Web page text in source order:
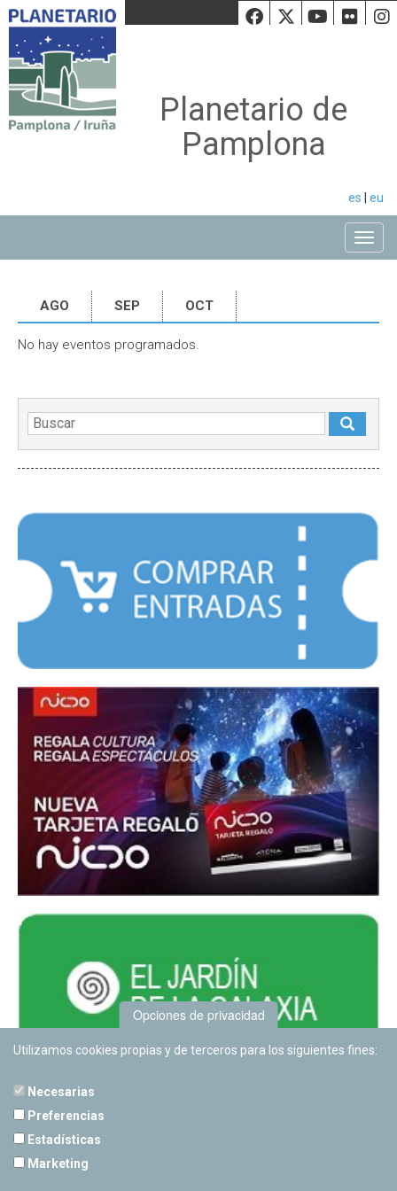
Facebook
Twiiter
Planetario de
Pamplona
es eu
AGO SEP OCT
No hay eventos programados.
Opciones de privacidad
Utilizamos cookies propias y de terceros para los siguientes fines:
Necesarias
Preferencias
Estadísticas
Marketing